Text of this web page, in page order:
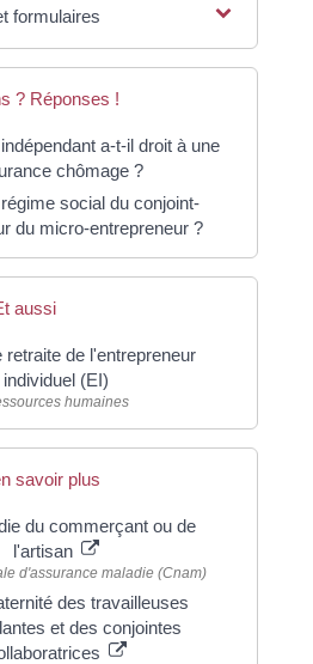
formulaires
? Réponses !
a-t-il droit à une
chômage ?
social du conjoint-
du micro-entrepreneur ?
aussi
retraite de l'entrepreneur
individuel (EI)
humaines
savoir plus
du commerçant ou de
l'artisan
d'assurance maladie (Cnam)
des travailleuses
et des conjointes